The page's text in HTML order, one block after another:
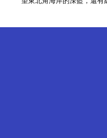
運動大使來趟古道之旅！